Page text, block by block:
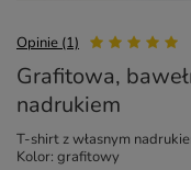
Opinie (1)
Grafitowa,
nadrukiem
T-shirt z własnym
Kolor: grafitowy